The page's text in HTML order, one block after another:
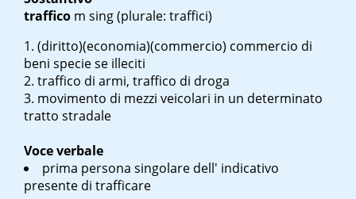
traffico m sing(plurale: traffici)
(diritto)(economia)(commercio) commercio di
beni specie se illeciti
traffico di armi, traffico di droga
movimento di mezzi veicolari in un determinato
tratto stradale
Voce verbale
prima persona singolare dell' indicativo
presente di trafficare